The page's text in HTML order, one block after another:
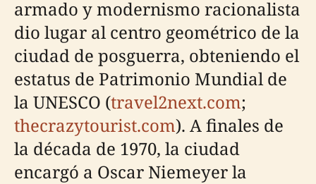
armado y modernismo racionalista
dio lugar al centro geométrico de la
ciudad de posguerra, obteniendo el
estatus de Patrimonio Mundial de
la UNESCO (travel2next.com;
thecrazytourist.com). A finales de
la década de 1970, la ciudad
encargó a Oscar Niemeyer la